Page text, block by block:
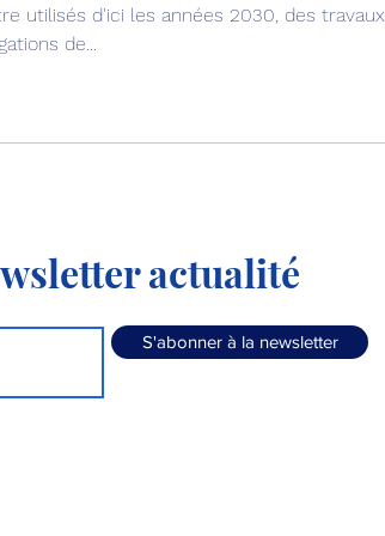
utilisés d'ici les années 2030, des travaux
de...
actualité
S'abonner à la newsletter